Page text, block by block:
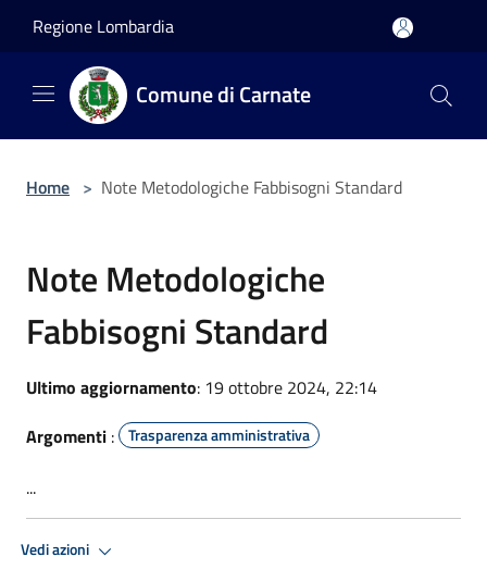
Regione Lombardia
Comune di Carnate
Home > Note Metodologiche Fabbisogni Standard
Note Metodologiche
Fabbisogni Standard
Ultimo aggiornamento: 19 ottobre 2024, 22:14
Argomenti : Trasparenza amministrativa
...
Vedi azioni